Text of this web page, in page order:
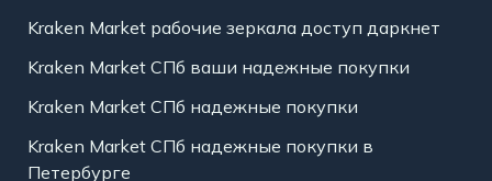
Kraken Market рабочие зеркала доступ даркнет
Kraken Market СПб ваши надежные покупки
Kraken Market СПб надежные покупки
Kraken Market СПб надежные покупки в
Петербурге